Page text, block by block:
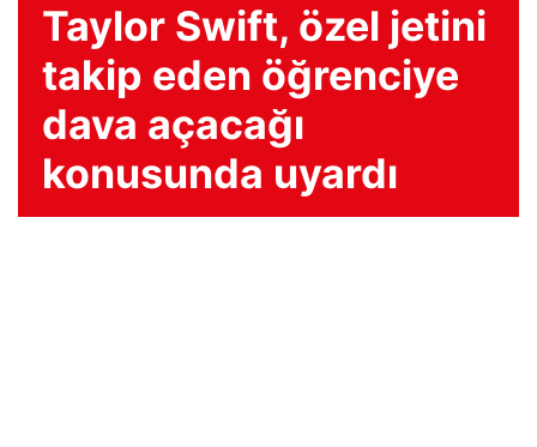
Taylor Swift, özel jetini
takip eden öğrenciye
dava açacağı
konusunda uyardı